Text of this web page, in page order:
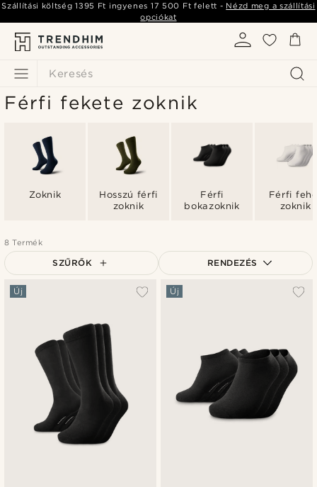
Keresés
Szállítási költség1395 Ft ingyenes 17 500 Ft felett - Nézd meg a szállítási
opciókat
Férfi fekete zoknik
Zoknik
Hosszú férfi
zoknik
Férfi
bokazoknik
Férfi
zoknik
8 Termék
SZŰRŐK RENDEZÉS
A legkeresettebb
Legmagasabb ár
Új Új